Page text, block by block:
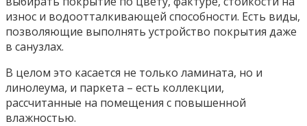
износ и водоотталкивающей способности. Есть виды,
позволяющие выполнять устройство покрытия даже
в санузлах.
В целом это касается не только ламината, но и
линолеума, и паркета – есть коллекции,
рассчитанные на помещения с повышенной
влажностью.